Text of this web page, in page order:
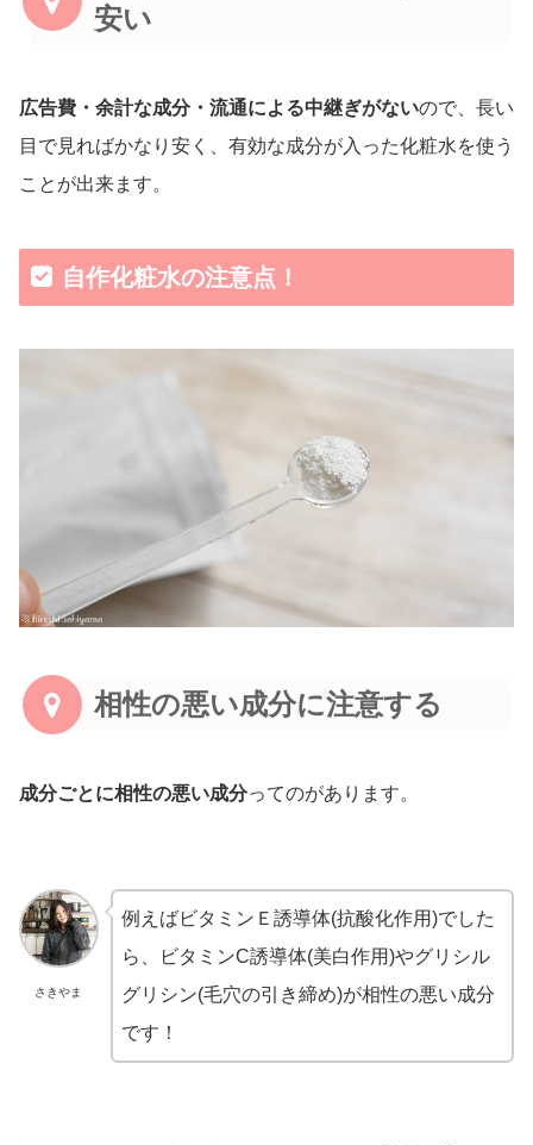
安い
広告費・余計な成分・流通による中継ぎがないので、長い
目で見ればかなり安く、有効な成分が入った化粧水を使う
ことが出来ます。
自作化粧水の注意点！
相性の悪い成分に注意する
成分ごとに相性の悪い成分ってのがあります。
さきやま
例えばビタミンＥ誘導体(抗酸化作用)でした
ら、ビタミンC誘導体(美白作用)やグリシル
グリシン(毛穴の引き締め)が相性の悪い成分
です！